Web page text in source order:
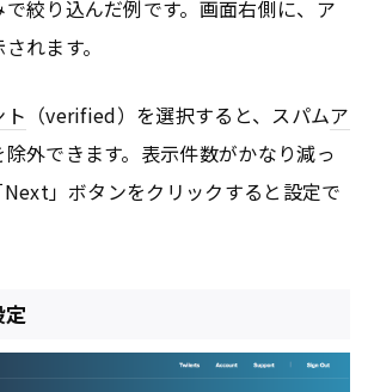
で絞り込んだ例です。画面右側に、ア
れます。
ト （verified）を選択すると、スパムア
外できます。表示件数がかなり減っ
」ボタンをクリックすると設定で
定